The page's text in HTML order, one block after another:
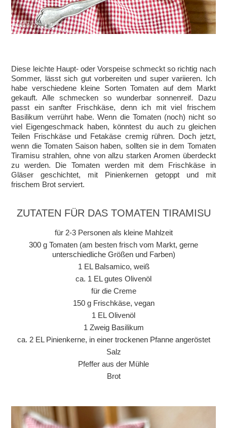
Diese leichte Haupt- oder Vorspeise schmeckt so richtig nach
Sommer, lässt sich gut vorbereiten und super variieren. Ich
habe verschiedene kleine Sorten Tomaten auf dem Markt
gekauft. Alle schmecken so wunderbar sonnenreif. Dazu
passt ein sanfter Frischkäse, denn ich mit viel frischem
Basilikum verrührt habe. Wenn die Tomaten (noch) nicht so
viel Eigengeschmack haben, könntest du auch zu gleichen
Teilen Frischkäse und Fetakäse cremig rühren. Doch jetzt,
wenn die Tomaten Saison haben, sollten sie in dem Tomaten
Tiramisu strahlen, ohne von allzu starken Aromen überdeckt
zu werden. Die Tomaten werden mit dem Frischkäse in
Gläser geschichtet, mit Pinienkernen getoppt und mit
frischem Brot serviert.
ZUTATEN FÜR DAS TOMATEN TIRAMISU
für 2-3 Personen als kleine Mahlzeit
300 g Tomaten (am besten frisch vom Markt, gerne
unterschiedliche Größen und Farben)
1 EL Balsamico, weiß
ca. 1 EL gutes Olivenöl
für die Creme
150 g Frischkäse, vegan
1 EL Olivenöl
1 Zweig Basilikum
ca. 2 EL Pinienkerne, in einer trockenen Pfanne angeröstet
Salz
Pfeffer aus der Mühle
Brot